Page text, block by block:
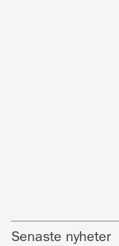
Senaste nyheter